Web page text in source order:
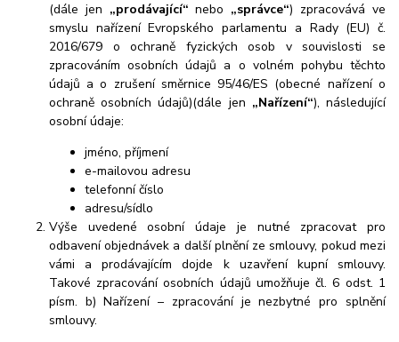
(dále jen „prodávající“ nebo „správce“) zpracovává ve
smyslu nařízení Evropského parlamentu a Rady (EU) č.
2016/679 o ochraně fyzických osob v souvislosti se
zpracováním osobních údajů a o volném pohybu těchto
údajů a o zrušení směrnice 95/46/ES (obecné nařízení o
ochraně osobních údajů)(dále jen „Nařízení“), následující
osobní údaje:
jméno, příjmení
e-mailovou adresu
telefonní číslo
adresu/sídlo
Výše uvedené osobní údaje je nutné zpracovat pro
odbavení objednávek a další plnění ze smlouvy, pokud mezi
vámi a prodávajícím dojde k uzavření kupní smlouvy.
Takové zpracování osobních údajů umožňuje čl. 6 odst. 1
písm. b) Nařízení – zpracování je nezbytné pro splnění
smlouvy.